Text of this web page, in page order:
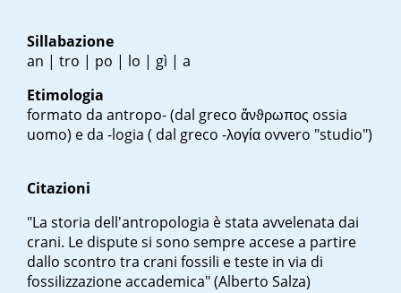
Sillabazione
an | tro | po | lo | gì | a
Etimologia
formato da antropo- (dal greco ἄνϑρωπος ossia
uomo) e da -logia ( dal greco -λογία ovvero "studio")
Citazioni
"La storia dell'antropologia è stata avvelenata dai
crani. Le dispute si sono sempre accese a partire
dallo scontro tra crani fossili e teste in via di
fossilizzazione accademica" (Alberto Salza)